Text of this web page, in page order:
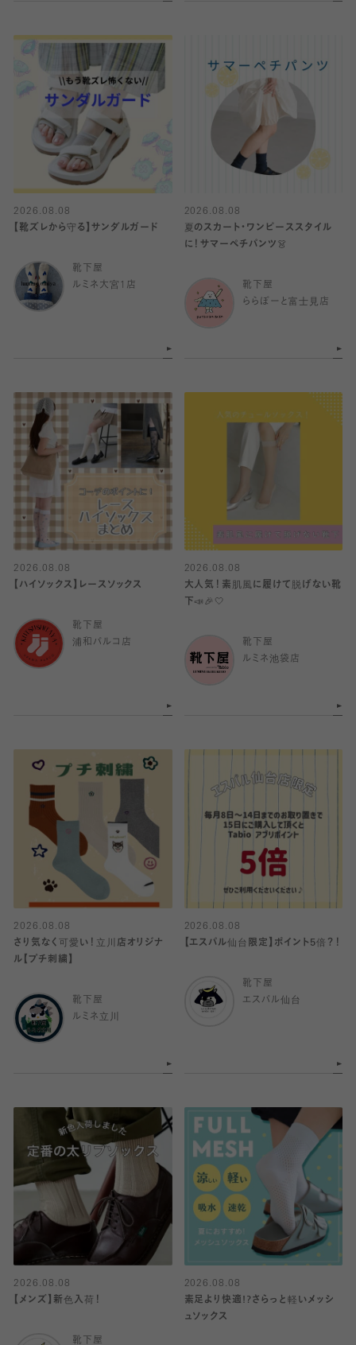
2026.08.08
【靴ズレから守る】サンダルガード
靴下屋
ルミネ大宮1店
2026.08.08
夏のスカート・ワンピーススタイル
に！サマーペチパンツ👗
靴下屋
ららぽーと富士見店
2026.08.08
【ハイソックス】レースソックス
靴下屋
浦和パルコ店
2026.08.08
大人気！素肌風に履けて脱げない靴
下📣🎉🤍
靴下屋
ルミネ池袋店
2026.08.08
さり気なく可愛い！立川店オリジナ
ル【プチ刺繍】
靴下屋
ルミネ立川
2026.08.08
【エスパル仙台限定】ポイント5倍？！
靴下屋
エスパル仙台
2026.08.08
【メンズ】新色入荷！
靴下屋
2026.08.08
素足より快適!?さらっと軽いメッシ
ュソックス